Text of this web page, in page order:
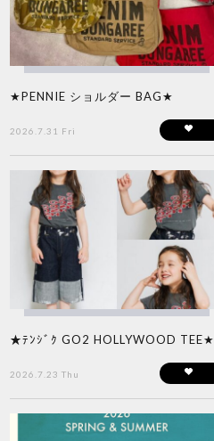
★PENNIE ショルダー BAG★
2026.7.31 Fri
★ﾃﾝｼﾞｸ GO2 HOLLYWOOD TEE★
2026.7.23 Thu